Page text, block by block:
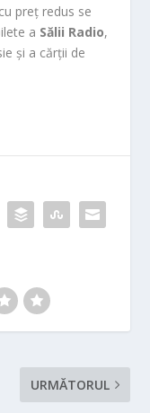
preț redus se
a Sălii Radio,
și a cărții de
URMĂTORUL